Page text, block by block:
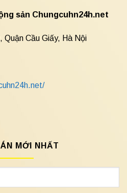
sản Chungcuhn24h.net
Quận Cầu Giấy, Hà Nội
MỚI NHẤT